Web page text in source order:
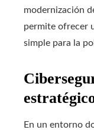
modernización
permite ofrecer
simple para la
En un entorno